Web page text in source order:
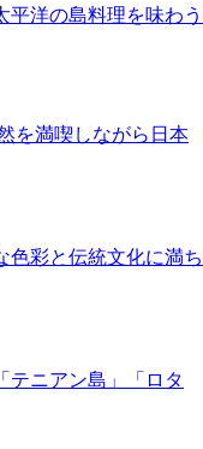
平洋の島料理を味わう
を満喫しながら日本
色彩と伝統文化に満ち
テニアン島」「ロタ